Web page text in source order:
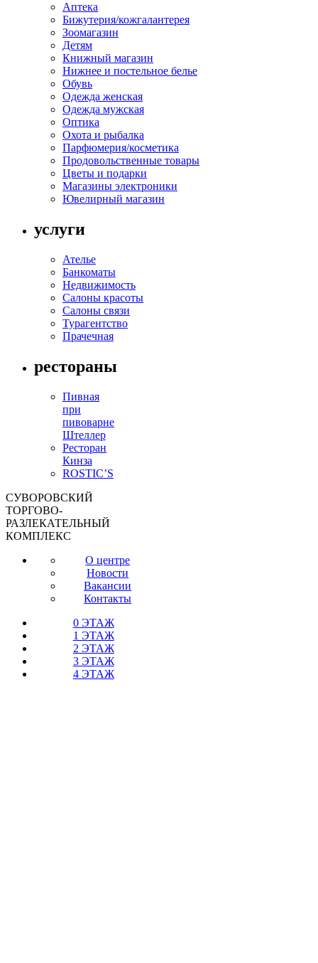
Аптека
Бижутерия/кожгалантерея
Зоомагазин
Детям
Книжный магазин
Нижнее и постельное белье
Обувь
Одежда женская
Одежда мужская
Оптика
Охота и рыбалка
Парфюмерия/косметика
Продовольственные товары
Цветы и подарки
Магазины электроники
Ювелирный магазин
услуги
Ателье
Банкоматы
Недвижимость
Салоны красоты
Салоны связи
Турагентство
Прачечная
рестораны
Пивная
при
пивоварне
Штеллер
Ресторан
Кинза
ROSTIC’S
СУВОРОВСКИЙ
ТОРГОВО-
РАЗЛЕКАТЕЛЬНЫЙ
КОМПЛЕКС
О центре
Новости
Вакансии
Контакты
0 ЭТАЖ
1 ЭТАЖ
2 ЭТАЖ
3 ЭТАЖ
4 ЭТАЖ